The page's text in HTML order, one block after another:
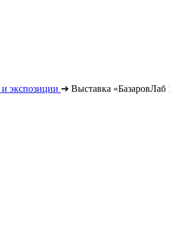
экспозиции ➔ Выставка